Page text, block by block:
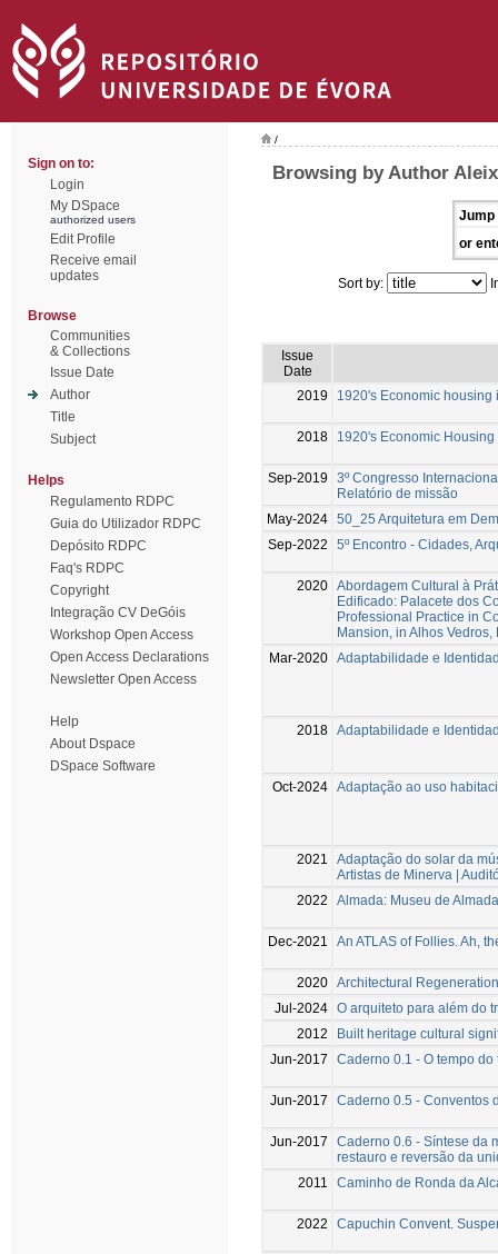
Sign on to:
Login
My DSpace
authorized users
Edit Profile
Receive email
updates
Browse
Communities
& Collections
Issue Date
Author
Title
Subject
Helps
Regulamento RDPC
Guia do Utilizador RDPC
Depósito RDPC
Faq's RDPC
Copyright
Integração CV DeGóis
Workshop Open Access
Open Access Declarations
Newsletter Open Access
Help
About Dspace
DSpace Software
/
Browsing by Author
Jump
or
Sort by:
Issue
Date
2019
1920's Economic housing
2018 1920's Economic
Sep-2019
3º Congresso
Relatório de missão
May-2024 50_25 Arquitetura em
Sep-2022
5º Encontro - Cidades,
2020 Abordagem Cultural à
Edificado: Palacete dos
Professional Practice in
Mansion, in Alhos Vedros,
Mar-2020 Adaptabilidade e
2018 Adaptabilidade e
Oct-2024 Adaptação ao uso
2021
Adaptação do solar da
Artistas de Minerva |
2022
Almada: Museu de
Dec-2021 An ATLAS of Follies. Ah,
2020 Architectural
Jul-2024 O arquiteto para além do
2012
Built heritage cultural
Jun-2017
Caderno 0.1 - O tempo
Jun-2017 Caderno 0.5 - Conventos
Jun-2017
Caderno 0.6 - Síntese da
restauro e reversão da
2011
Caminho de Ronda da
2022 Capuchin Convent.